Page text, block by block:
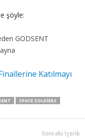
şöyle:
GODSENT
Katılmayı
SPACE SOLDIERS
Sonraki İçerik